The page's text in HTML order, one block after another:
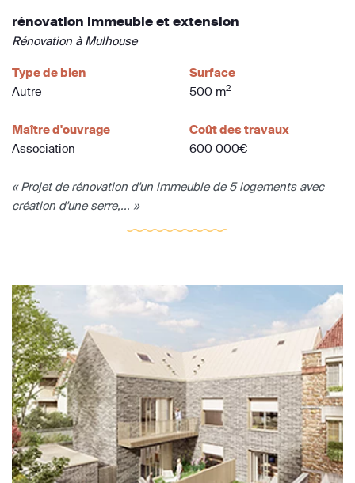
rénovation immeuble et extension
Rénovation à Mulhouse
Type de bien
Autre
Surface
500 m2
Maître d'ouvrage
Association
Coût des travaux
600 000€
« Projet de rénovation d'un immeuble de 5 logements avec
création d'une serre,... »